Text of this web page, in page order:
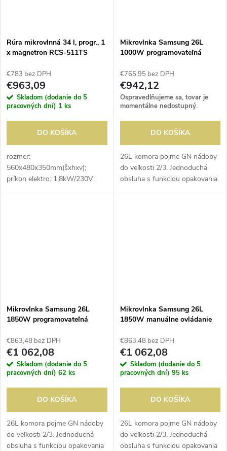
Rúra mikrovlnná 34 l, progr., 1
x magnetron RCS-511TS
€783 bez DPH
€963,09
Skladom (dodanie do 5
pracovných dní) 1 ks
DO KOŠÍKA
rozmer:
560x480x350mm(šxhxv);
príkon elektro: 1,8kW/230V;
mikrovlnný výkon: 1,1kW;
Mikrovlnka Samsung 26L
1000W programovateľná
€765,95 bez DPH
€942,12
Ospravedlňujeme sa, tovar je
momentálne nedostupný.
DO KOŠÍKA
26L komora pojme GN nádoby
do veľkosti 2/3. Jednoduchá
obsluha s funkciou opakovania
na rýchlu prípravu niekoľkých
Mikrovlnka Samsung 26L
1850W programovateľná
€863,48 bez DPH
€1 062,08
Skladom (dodanie do 5
pracovných dní) 62 ks
DO KOŠÍKA
26L komora pojme GN nádoby
do veľkosti 2/3. Jednoduchá
obsluha s funkciou opakovania
Mikrovlnka Samsung 26L
1850W manuálne ovládanie
€863,48 bez DPH
€1 062,08
Skladom (dodanie do 5
pracovných dní) 95 ks
DO KOŠÍKA
26L komora pojme GN nádoby
do veľkosti 2/3. Jednoduchá
obsluha s funkciou opakovania